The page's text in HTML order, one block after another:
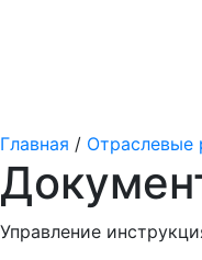
Главная / Отраслевые
Управление